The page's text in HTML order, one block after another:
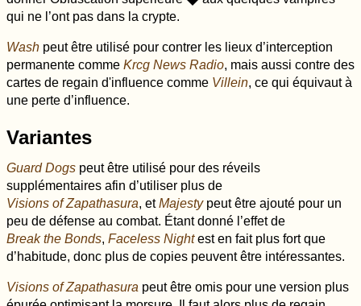
qui ne l’ont pas dans la crypte.
Wash peut être utilisé pour contrer les lieux d’interception
permanente comme Krcg News Radio, mais aussi contre des
cartes de regain d'influence comme Villein, ce qui équivaut à
une perte d’influence.
Variantes
Guard Dogs peut être utilisé pour des réveils
supplémentaires afin d’utiliser plus de
Visions of Zapathasura, etMajestypeut être ajouté pour un
peu de défense au combat. Étant donné l’effet de
Break the Bonds, Faceless Nightest en fait plus fort que
d’habitude, donc plus de copies peuvent être intéressantes.
Visions of Zapathasura peut être omis pour une version plus